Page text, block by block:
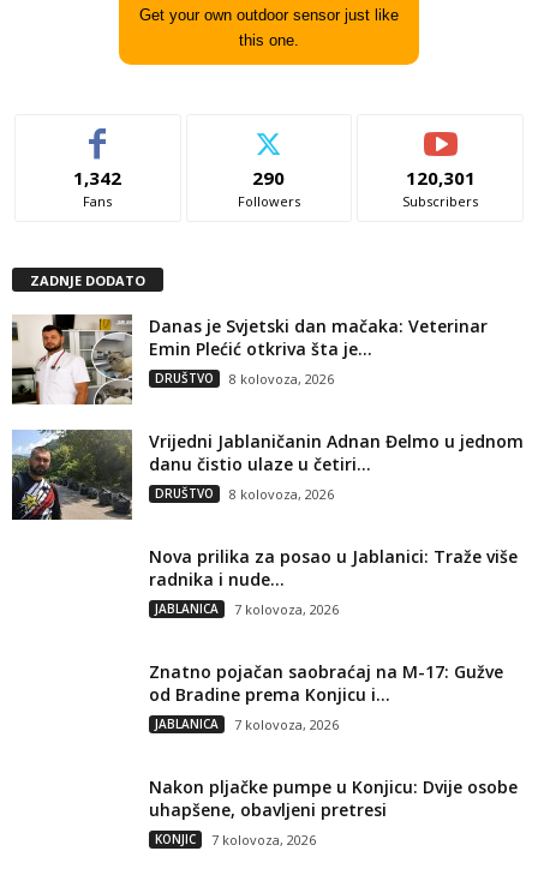
Get your own outdoor sensor just like
this one.
1,342
Fans
290
Followers
120,301
Subscribers
ZADNJE DODATO
Danas je Svjetski dan mačaka: Veterinar
Emin Plećić otkriva šta je...
DRUŠTVO 8 kolovoza, 2026
Vrijedni Jablaničanin Adnan Đelmo u jednom
danu čistio ulaze u četiri...
DRUŠTVO 8 kolovoza, 2026
Nova prilika za posao u Jablanici: Traže više
radnika i nude...
JABLANICA 7 kolovoza, 2026
Znatno pojačan saobraćaj na M-17: Gužve
od Bradine prema Konjicu i...
JABLANICA 7 kolovoza, 2026
Nakon pljačke pumpe u Konjicu: Dvije osobe
uhapšene, obavljeni pretresi
KONJIC 7 kolovoza, 2026